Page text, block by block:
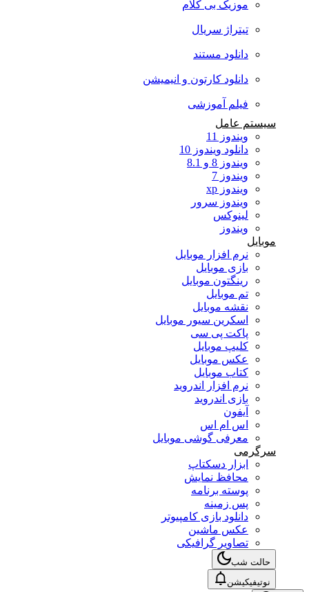
موزیک بی کلام
تیتراژ سریال
دانلود مستند
دانلود کارتون و انیمیشن
فیلم آموزشی
سیستم عامل
ویندوز 11
دانلود ویندوز 10
ویندوز 8 و 8.1
ویندوز 7
ویندوز xp
ویندوز سرور
لینوکس
ویندوز
موبایل
نرم افزار موبایل
بازی موبایل
رینگتون موبایل
تم موبایل
نقشه موبایل
اسکرین سیور موبایل
پاکت پی سی
کلیپ موبایل
عکس موبایل
کتاب موبایل
نرم افزار اندروید
بازی اندروید
آیفون
اس ام اس
معرفی گوشی موبایل
سرگرمی
ابزار دسکتاپ
محافظ نمایش
پوسته برنامه
پس زمینه
دانلود بازی کامپیوتر
عکس ماشین
تصاویر گرافیکی
حالت شب
نوتیفیکیشن